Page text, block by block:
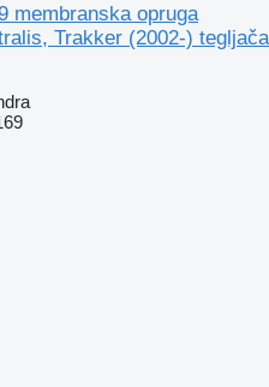
membranska opruga
Trakker (2002-) tegljača